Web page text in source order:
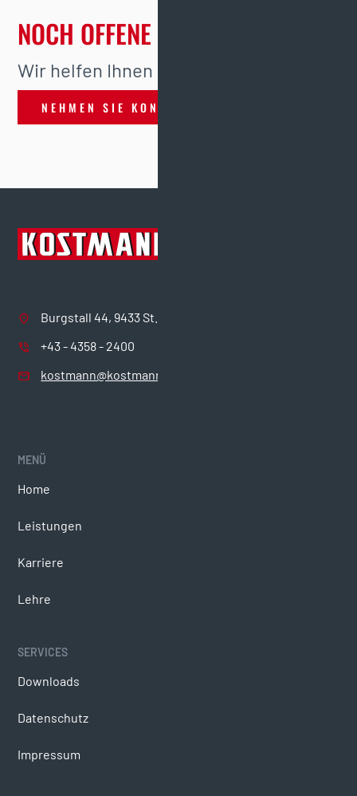
NOCH OFFENE FRAGEN?
Wir helfen Ihnen gerne weiter.
NEHMEN SIE KONTAKT AUF
Burgstall 44, 9433 St. Andrä
+43 - 4358 - 2400
kostmann@kostmann.com
MENÜ
Home
Leistungen
Karriere
Lehre
SERVICES
Downloads
Datenschutz
Impressum